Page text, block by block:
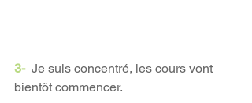
3- Je suis concentré, les cours vont
bientôt commencer.